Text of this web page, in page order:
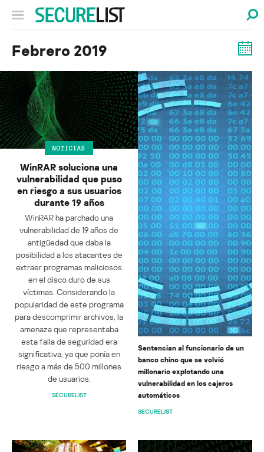
Febrero 2019
NOTICIAS
WinRAR soluciona una
vulnerabilidad que puso
en riesgo a sus usuarios
durante 19 años
WinRAR ha parchado una
vulnerabilidad de 19 años de
antigüedad que daba la
posibilidad a los atacantes de
extraer programas maliciosos
en el disco duro de sus
víctimas. Considerando la
popularidad de este programa
para descomprimir archivos, la
amenaza que representaba
esta falla de seguridad era
significativa, ya que ponía en
riesgo a más de 500 millones
de usuarios.
SECURELIST
Sentencian al funcionario de un
banco chino que se volvió
millonario explotando una
vulnerabilidad en los cajeros
automáticos
SECURELIST